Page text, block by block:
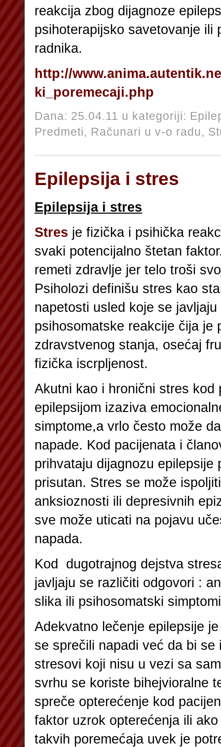
reakcija zbog dijagnoze
psihoterapijsko savetovanje ili
radnika.
http://
ki_poremecaji.php
Dana: 25.04.11 u kategoriji:
Predmeti, Računari u v-o radu,
Epilepsija i stres
Epilepsija i stres
Stres je fizička i psihička
svaki potencijalno štetan
remeti zdravlje jer telo troši
Psiholozi definišu stres kao
napetosti usled koje se
psihosomatske reakcije čija je
zdravstvenog stanja, osećaj
fizička iscrpljenost.
Akutni kao i hronični stres kod
epilepsijom izaziva
simptome,a vrlo često može
napade. Kod pacijenata i
prihvataju dijagnozu epilepsije
prisutan. Stres se može
anksioznosti ili depresivnih
sve može uticati na pojavu
napada.
Kod dugotrajnog dejstva
javljaju se različiti odgovori :
slika ili psihosomatski
Adekvatno lečenje epilepsije
se sprečili napadi već da bi se
stresovi koji nisu u vezi sa
svrhu se koriste bihejvioralne
spreče opterećenje kod
faktor uzrok opterećenja ili
takvih poremećaja uvek je